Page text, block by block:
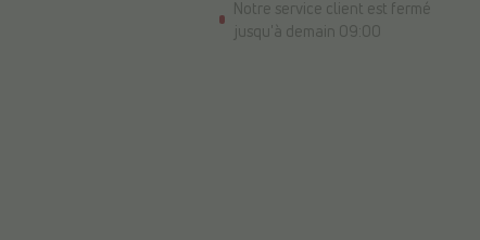
Notre service client est fermé
jusqu'à demain 09:00